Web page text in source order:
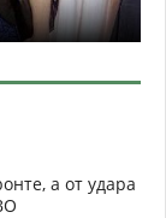
а от удара